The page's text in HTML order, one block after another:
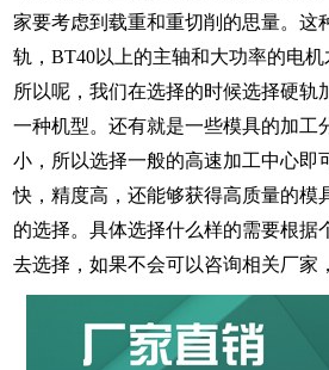
家要考虑到载重和重切削的思量。这
轨，BT40以上的主轴和大功率的电机
所以呢，我们在选择的时候选择硬轨
一种机型。还有就是一些模具的加工
小，所以选择一般的高速加工中心即
快，精度高，还能够获得高质量的模
的选择。具体选择什么样的需要根据
去选择，如果不会可以咨询相关厂家